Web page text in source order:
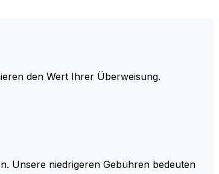
den Wert Ihrer Überweisung.
Unsere niedrigeren Gebühren bedeuten